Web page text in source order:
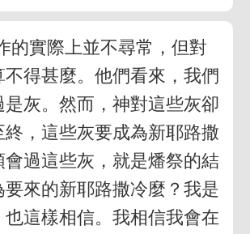
的實際上並不尋常，但對
得甚麼。他們看來，我們
是灰。然而，神對這些灰卻
，這些灰要成為新耶路撒
會過這些灰，就是燔祭的結
來的新耶路撒冷麼？我是
這樣相信。我相信我會在